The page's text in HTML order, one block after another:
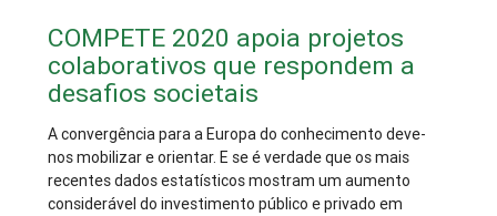
COMPETE 2020 apoia projetos
colaborativos que respondem a
desafios societais
A convergência para a Europa do conhecimento deve-
nos mobilizar e orientar. E se é verdade que os mais
recentes dados estatísticos mostram um aumento
considerável do investimento público e privado em